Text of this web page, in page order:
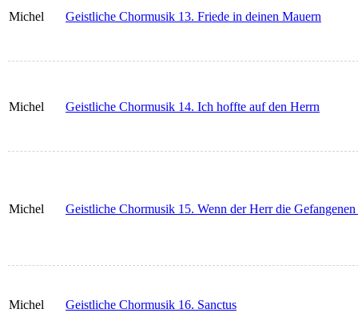
Michel Geistliche Chormusik 13. Friede in deinen Mauern
Michel Geistliche Chormusik 14. Ich hoffte auf den Herrn
Michel Geistliche Chormusik 15. Wenn der Herr die
Michel Geistliche Chormusik 16. Sanctus